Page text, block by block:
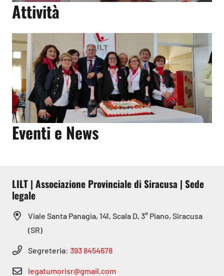
Attività
Eventi e News
LILT | Associazione Provinciale di Siracusa | Sede
legale
Viale Santa Panagia, 141, Scala D, 3° Piano, Siracusa
(SR)
Segreteria: 393 8454678
legatumorisr@gmail.com